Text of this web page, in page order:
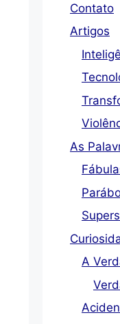
Contato
Artigos
As
A